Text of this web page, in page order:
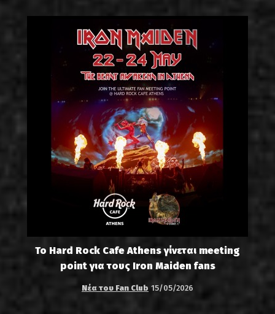
Το Hard Rock Cafe Athens γίνεται meeting
point για τους Iron Maiden fans
Νέα του Fan Club 15/05/2026